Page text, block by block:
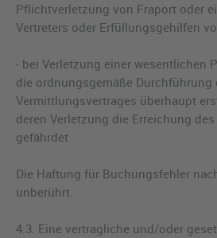
Pflichtverletzung von Fraport oder
Vertreters oder Erfüllungsgehilfen
- bei Verletzung einer wesentlichen
die ordnungsgemäße Durchführung
Vermittlungsvertrages überhaupt
deren Verletzung die Erreichung
gefährdet.
Die Haftung für Buchungsfehler
unberührt.
4.3. Eine vertragliche und/oder